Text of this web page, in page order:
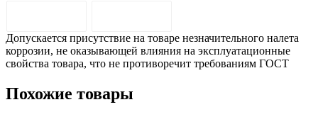
Допускается присутствие на товаре незначительного налета
коррозии, не оказывающей влияния на эксплуатационные
свойства товара, что не противоречит требованиям ГОСТ
Похожие товары